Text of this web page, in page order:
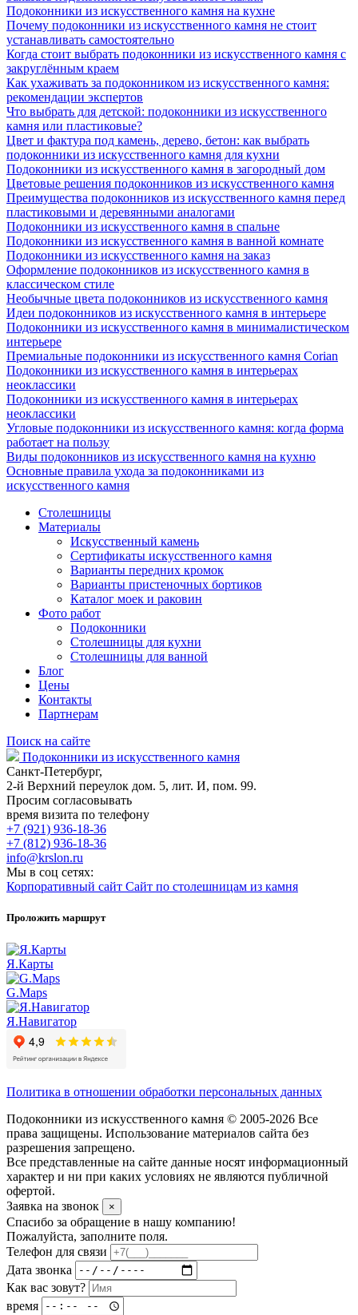
Подоконники из искусственного камня на кухне
Почему подоконники из искусственного камня не стоит
устанавливать самостоятельно
Когда стоит выбрать подоконники из искусственного камня с
закруглённым краем
Как ухаживать за подоконником из искусственного камня:
рекомендации экспертов
Что выбрать для детской: подоконники из искусственного
камня или пластиковые?
Цвет и фактура под камень, дерево, бетон: как выбрать
подоконники из искусственного камня для кухни
Подоконники из искусственного камня в загородный дом
Цветовые решения подоконников из искусственного камня
Преимущества подоконников из искусственного камня перед
пластиковыми и деревянными аналогами
Подоконники из искусственного камня в спальне
Подоконники из искусственного камня в ванной комнате
Подоконники из искусственного камня на заказ
Оформление подоконников из искусственного камня в
классическом стиле
Необычные цвета подоконников из искусственного камня
Идеи подоконников из искусственного камня в интерьере
Подоконники из искусственного камня в минималистическом
интерьере
Премиальные подоконники из искусственного камня Corian
Подоконники из искусственного камня в интерьерах
неоклассики
Подоконники из искусственного камня в интерьерах
неоклассики
Угловые подоконники из искусственного камня: когда форма
работает на пользу
Виды подоконников из искусственного камня на кухню
Основные правила ухода за подоконниками из
искусственного камня
Столешницы
Материалы
Искусственный камень
Сертификаты искусственного камня
Варианты передних кромок
Варианты пристеночных бортиков
Каталог моек и раковин
Фото работ
Подоконники
Столешницы для кухни
Столешницы для ванной
Блог
Цены
Контакты
Партнерам
Поиск на сайте
Подоконники из искусственного камня
Санкт-Петербург,
2-й Верхний переулок дом. 5, лит. И, пом. 99.
Просим согласовывать
время визита по телефону
+7 (921) 936-18-36
+7 (812) 936-18-36
info@krslon.ru
Мы в соц сетях:
Корпоративный сайт Сайт по столешницам из камня
Проложить маршрут
Я.Карты
G.Maps
Я.Навигатор
Политика в отношении обработки персональных данных
Подоконники из искусственного камня © 2005-2026 Все
права защищены. Использование материалов сайта без
разрешения запрещено.
Все представленные на сайте данные носят информационный
характер и ни при каких условиях не являются публичной
офертой.
Заявка на звонок
×
Спасибо за обращение в нашу компанию!
Пожалуйста, заполните поля.
Телефон для связи
Дата звонка
Как вас зовут?
время